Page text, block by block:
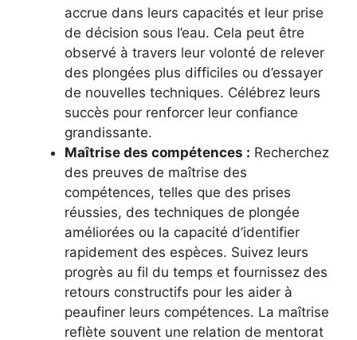
accrue dans leurs capacités et leur prise
de décision sous l’eau. Cela peut être
observé à travers leur volonté de relever
des plongées plus difficiles ou d’essayer
de nouvelles techniques. Célébrez leurs
succès pour renforcer leur confiance
grandissante.
Maîtrise des compétences : Recherchez
des preuves de maîtrise des
compétences, telles que des prises
réussies, des techniques de plongée
améliorées ou la capacité d’identifier
rapidement des espèces. Suivez leurs
progrès au fil du temps et fournissez des
retours constructifs pour les aider à
peaufiner leurs compétences. La maîtrise
reflète souvent une relation de mentorat